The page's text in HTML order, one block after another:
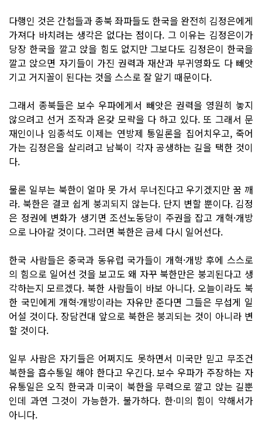
다행인 것은 간첩들과 종북 좌파들도 한국을 완전히 김정은에게
가져다 바치려는 생각은 없다는 점이다. 그 이유는 김정은이가
당장 한국을 깔고 앉을 힘도 없지만 그보다도 김정은이 한국을
깔고 앉으면 자기들이 가진 권력과 재산과 부귀영화도 다 빼앗
기고 거지꼴이 된다는 것을 스스로 잘 알기 때문이다.
그래서 종북들은 보수 우파에게서 빼앗은 권력을 영원히 놓지
않으려고 선거 조작과 온갖 모략을 다 하고 있다. 또 그래서 문
재인이나 임종석도 이제는 연방제 통일론을 집어치우고, 죽어
가는 김정은을 살리려고 남북이 각자 공생하는 길을 택한 것이
다.
물론 일부는 북한이 얼마 못 가서 무너진다고 우기겠지만 꿈 깨
라. 북한은 결코 쉽게 붕괴되지 않는다. 단지 변할 뿐이다. 김정
은 정권에 변화가 생기면 조선노동당이 주권을 잡고 개혁·개방
으로 나아갈 것이다. 그러면 북한은 금세 다시 일어선다.
한국 사람들은 중국과 동유럽 국가들이 개혁·개방 후에 스스로
의 힘으로 일어선 것을 보고도 왜 자꾸 북한만은 붕괴된다고 생
각하는지 모르겠다. 북한 사람들이 바보 아니다. 오늘이라도 북
한 국민에게 개혁·개방이라는 자유만 준다면 그들은 무섭게 일
어설 것이다. 장담컨대 앞으로 북한은 붕괴되는 것이 아니라 변
할 것이다.
일부 사람은 자기들은 어쩌지도 못하면서 미국만 믿고 무조건
북한을 흡수통일 해야 한다고 우긴다. 보수 우파가 주장하는 자
유통일은 오직 한국과 미국이 북한을 무력으로 깔고 앉는 길뿐
인데 과연 그것이 가능한가. 불가하다. 한·미의 힘이 약해서가
아니다.